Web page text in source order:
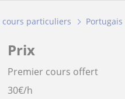
cours particuliers Portugais
Prix
Premier cours offert
30€/h